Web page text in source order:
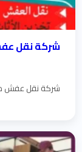
شركة نقل عفش